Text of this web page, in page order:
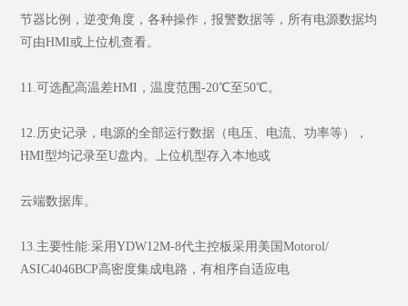
节器比例，逆变角度，各种操作，报警数据等，所有电源数据均
可由HMI或上位机查看。
11.可选配高温差HMI，温度范围-20℃至50℃。
12.历史记录，电源的全部运行数据（电压、电流、功率等），
HMI型均记录至U盘内。上位机型存入本地或
云端数据库。
13.主要性能:采用YDW12M-8代主控板采用美国Motorol/
ASIC4046BCP高密度集成电路，有相序自适应电